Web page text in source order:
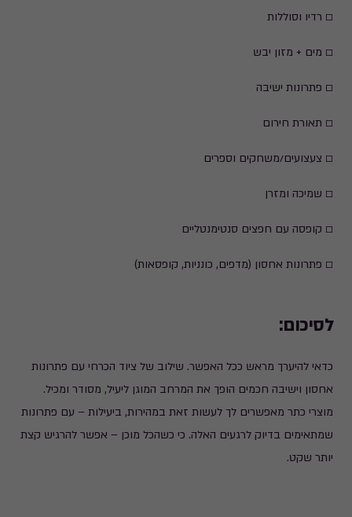
☐ רדיו וסוללות
☐ מים + מזון יבש
☐ פתרונות ישיבה
☐ תאורת חירום
☐ צעצועים/משחקים וספרים
☐ שמיכה ומזרן
☐ קופסה עם חפצים סנטימנטליים
☐ פתרונות אחסון (מדפים, כונניות, קופסאות)
לסיכום:
כדאי להיערך מראש ככל האפשר. שילוב של ציוד הכרחי עם פתרונות
אחסון וישיבה חכמים הופך את המרחב המוגן ליעיל, מסודר ומכיל.
מוצרי כתר מאפשרים לך לעשות זאת במהירות, ביעילות – עם פתרונות
שמתאימים בדיוק לרגעים האלה. כי כשהכל מוכן – אפשר להרגיש קצת
יותר שקט.